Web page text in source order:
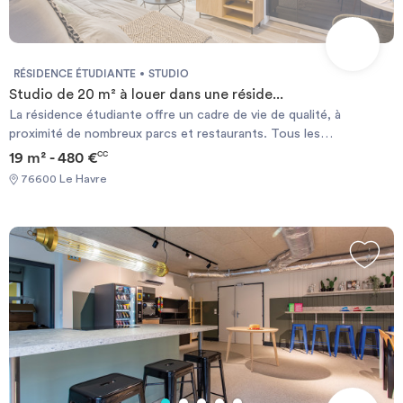
supplément.
RÉSIDENCE ÉTUDIANTE STUDIO
Studio de 20 m² à louer dans une réside...
La résidence étudiante offre un cadre de vie de qualité, à
proximité de nombreux parcs et restaurants. Tous les
appartements sont meublés et équipés et proposent des services
tels que : - Accès internet - Kit linge - Laverie - Nettoyage
d'appartement - Parking sous-sol - Petit-déjeuner buffet Prix à
internet), frais de dossier 150€ et frais de remise en état en fin de
séjour à partir de 65€. Obligation de contracter ce pack pour
toute location de logement étudiant.
19 m² - 480 €CC
76600 Le Havre